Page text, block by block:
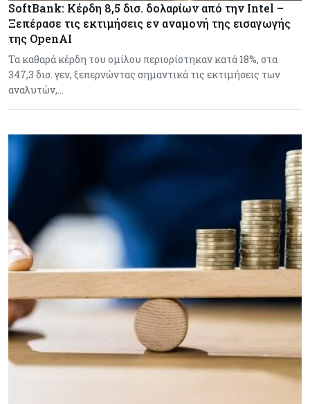
SoftBank: Κέρδη 8,5 δισ. δολαρίων από την Intel –
Ξεπέρασε τις εκτιμήσεις εν αναμονή της εισαγωγής
της OpenAI
Τα καθαρά κέρδη του ομίλου περιορίστηκαν κατά 18%, στα
347,3 δισ. γεν, ξεπερνώντας σημαντικά τις εκτιμήσεις των
αναλυτών,…